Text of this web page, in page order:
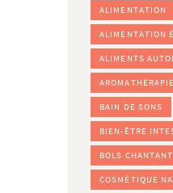
ALIMENTATION
ALIMENTATION
ALIMENTS
AROMATHÉRAPIE
BAIN DE SONS
BIEN-ÊTRE
BOLS
COSMÉTIQUE